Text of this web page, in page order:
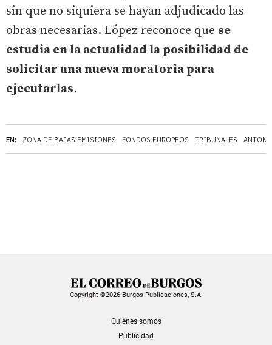
EN: ZONA DE BAJAS EMISIONES FONDOS EUROPEOS TRIBUNALES
sin que no siquiera se hayan adjudicado las
obras necesarias. López reconoce que se
estudia en la actualidad la posibilidad de
solicitar una nueva moratoria para
ejecutarlas.
Copyright ©2026 Burgos Publicaciones, S.A.
Quiénes somos
Publicidad